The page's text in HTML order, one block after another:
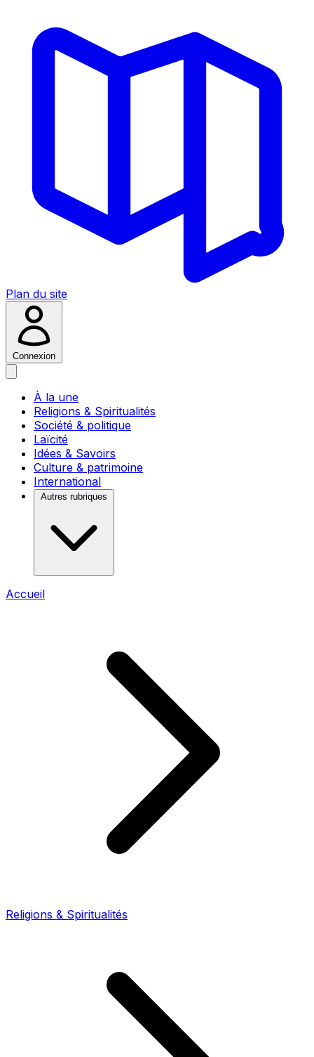
Plan du site
Connexion
À la une
Religions & Spiritualités
Société & politique
Laïcité
Idées & Savoirs
Culture & patrimoine
International
Autres rubriques
Accueil
Religions & Spiritualités